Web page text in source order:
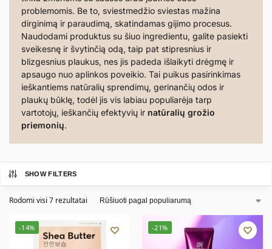
problemomis. Be to, sviestmedžio sviestas mažina
dirginimą ir paraudimą, skatindamas gijimo procesus.
Naudodami produktus su šiuo ingredientu, galite pasiekti
sveikesnę ir švytinčią odą, taip pat stipresnius ir
blizgesnius plaukus, nes jis padeda išlaikyti drėgmę ir
apsaugo nuo aplinkos poveikio. Tai puikus pasirinkimas
ieškantiems natūralių sprendimų, gerinančių odos ir
plaukų būklę, todėl jis vis labiau populiarėja tarp
vartotojų, ieškančių efektyvių ir natūralių grožio
priemonių.
SHOW FILTERS
Rodomi visi 7 rezultatai
-14% -21%